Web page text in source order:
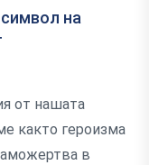
на
от нашата
както героизма
в